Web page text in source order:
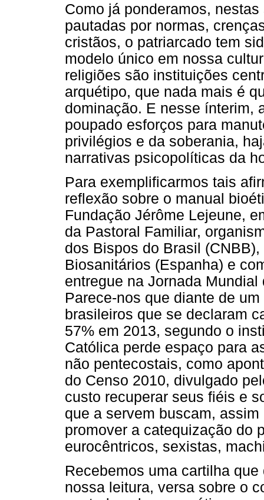
Como já ponderamos,
pautadas por normas,
cristãos, o patriarcado tem
modelo único em nossa
religiões são instituições
arquétipo, que nada mais é
dominação. E nesse ínterim,
poupado esforços para
privilégios e da soberania,
narrativas psicopolíticas da
Para exemplificarmos tais
reflexão sobre o manual
Fundação Jérôme Lejeune,
da Pastoral Familiar,
dos Bispos do Brasil
Biosanitários (Espanha) e
entregue na Jornada
Parece-nos que diante de
brasileiros que se declaram
57% em 2013, segundo o
Católica perde espaço para
não pentecostais, como
do Censo 2010, divulgado
custo recuperar seus fiéis e
que a servem buscam,
promover a catequização do
eurocêntricos, sexistas,
Recebemos uma cartilha
nossa leitura, versa sobre o